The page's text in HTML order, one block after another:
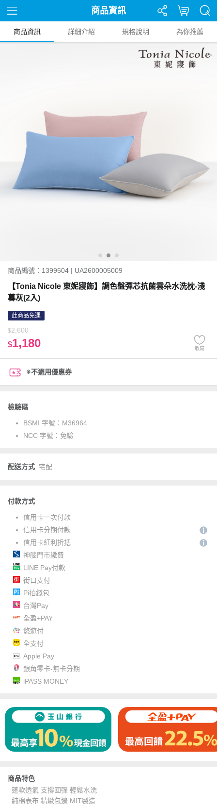
商品資訊
商品資訊 詳細介紹 規格說明 為你推薦
商品編號：1399504 | UA2600005009
【Tonia Nicole 東妮寢飾】調色盤彈芯抗菌雲朵水洗枕-淺
暮灰(2入)
此商品免運
$2,600
$1,180 收藏
※不適用優惠券
檢驗碼
BSMI 字號： M36964
NCC 字號： 免驗
配送方式 宅配
付款方式
信用卡一次付款
信用卡分期付款
信用卡紅利折抵
神腦門市繳費
LINE Pay付款
街口支付
Pi拍錢包
台灣Pay
全盈+PAY
悠遊付
全支付
Apple Pay
銀角零卡-無卡分期
iPASS MONEY
商品特色
蓬軟透氣 支撐回彈 輕鬆水洗
純棉表布 精緻包邊 MIT製造